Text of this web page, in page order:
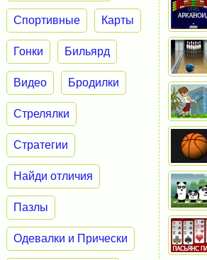
Спортивные Карты
Гонки Бильярд
Видео Бродилки
Стрелялки
Стратегии
Найди отличия
Пазлы
Одевалки и Прически